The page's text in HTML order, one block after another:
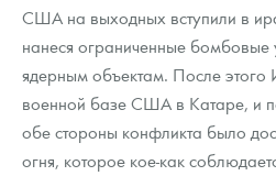
Золотые слитки
Аксессуары
Гарри Поттер
Год Лошади
Выкуп серебряных монет
Вопрос - ответ
Памятка для работы с монетами из
Условия возврата
Монеты
Георгий Победоносец - динамика цен
Лом выкуп
Скупка слитков
О нас
Наши преимущества
Письмо директору
Пресс-служба
США на выходных вступили в
нанеся ограниченные
ядерным объектам. После
военной базе США в Катаре, и
обе стороны конфликта было
огня, которое кое-как